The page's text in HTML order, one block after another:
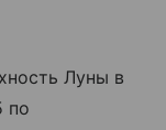
Луны в
по